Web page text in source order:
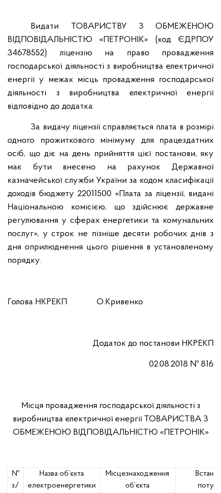
Видати ТОВАРИСТВУ З ОБМЕЖЕНОЮ
ВІДПОВІДАЛЬНІСТЮ «ПЕТРОНІК» (код ЄДРПОУ
34678552) ліцензію на право провадження
господарської діяльності з виробництва електричної
енергії у межах місць провадження господарської
діяльності з виробництва електричної енергії
відповідно до додатка.
За видачу ліцензії справляється плата в розмірі
одного прожиткового мінімуму для працездатних
осіб, що діє на день прийняття цієї постанови, яку
має бути внесено на рахунок Державної
казначейської служби України за кодом класифікації
доходів бюджету 22011500 «Плата за ліцензії, видані
Національною комісією, що здійснює державне
регулювання у сферах енергетики та комунальних
послуг», у строк не пізніше десяти робочих днів з
дня оприлюднення цього рішення в установленому
порядку.
Голова НКРЕКП О.Кривенко
Додаток до постанови НКРЕКП
02.08.2018 № 816
Місця провадження господарської діяльності з
виробництва електричної енергії ТОВАРИСТВА З
ОБМЕЖЕНОЮ ВІДПОВІДАЛЬНІСТЮ «ПЕТРОНІК»
№
з/
Назва об’єкта
електроенергетики
Місцезнаходження
об’єкта